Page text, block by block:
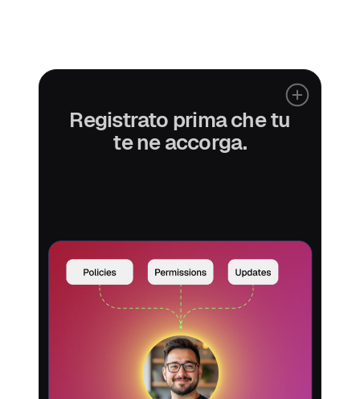
Registrato prima che tu
te ne accorga.